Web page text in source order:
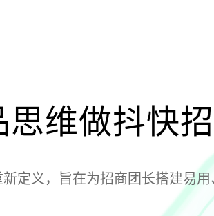
维做抖快
定义，旨在为招商团长搭建易